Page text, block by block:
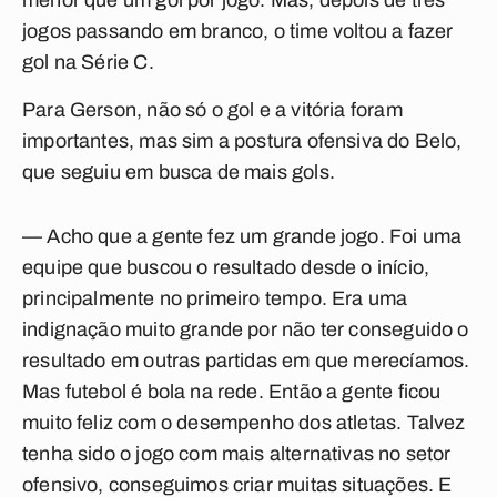
jogos passando em branco, o time voltou a fazer
gol na Série C.
Para Gerson, não só o gol e a vitória foram
importantes, mas sim a postura ofensiva do Belo,
que seguiu em busca de mais gols.
— Acho que a gente fez um grande jogo. Foi uma
equipe que buscou o resultado desde o início,
principalmente no primeiro tempo. Era uma
indignação muito grande por não ter conseguido o
resultado em outras partidas em que merecíamos.
Mas futebol é bola na rede. Então a gente ficou
muito feliz com o desempenho dos atletas. Talvez
tenha sido o jogo com mais alternativas no setor
ofensivo, conseguimos criar muitas situações. E